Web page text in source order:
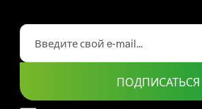
ПОДПИСАТЬСЯ